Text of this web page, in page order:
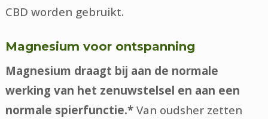
CBD worden gebruikt.
Magnesium voor ontspanning
Magnesium draagt bij aan de normale
werking van het zenuwstelsel en aan een
normale spierfunctie.* Van oudsher zetten